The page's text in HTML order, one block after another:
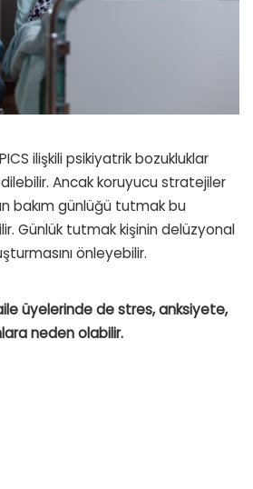
ilişkili psikiyatrik bozukluklar
Ancak koruyucu stratejiler
bakım günlüğü tutmak bu
Günlük tutmak kişinin delüzyonal
önleyebilir.
üyelerinde de stres, anksiyete,
neden olabilir.